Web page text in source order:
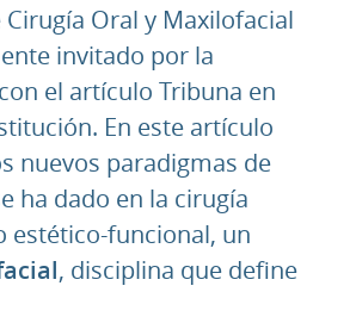
Oral y Maxilofacial
invitado por la
el artículo Tribuna en
En este artículo
nuevos paradigmas de
ha dado en la cirugía
estético-funcional, un
, disciplina que define